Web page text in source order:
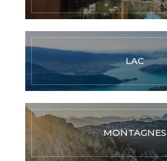
LAC
MONTAGNES